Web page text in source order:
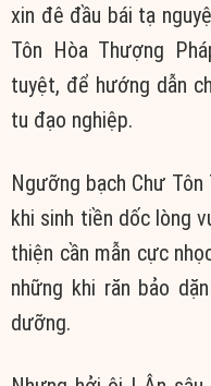
xin đê đầu bái tạ
Tôn Hòa Thượng
tuyệt, để hướng dẫn
tu đạo nghiệp.
Ngưỡng bạch Chư
khi sinh tiền dốc lòng
thiện cần mẫn cực
những khi răn bảo
dưỡng.